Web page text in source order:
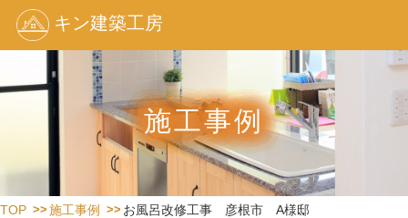
キン建築工房
施工事例
TOP 施工事例 お風呂改修工事 彦根市 A様邸